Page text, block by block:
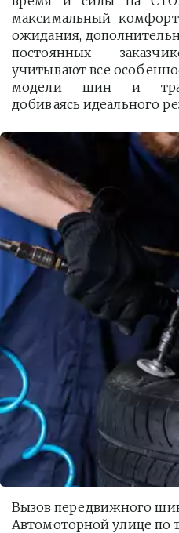
максимальный
ожидания,
постоянных
учитывают все
модели шин и
добиваясь идеального
Вызов передвижного
Автомоторной улице по